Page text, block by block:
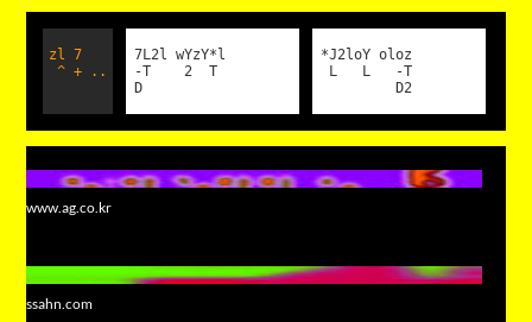
zl 7
^ + ..
7L2l wYzY*l
-T 2 T
D
*J2loY oloz
L L -T
D2
www.ag.co.kr
ssahn.com